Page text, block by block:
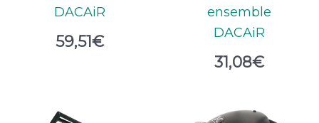
DACAiR
59,51€
ensemble
DACAiR
31,08€